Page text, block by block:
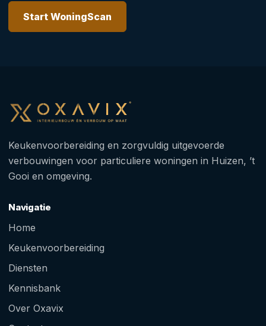
Start WoningScan
Keukenvoorbereiding en zorgvuldig uitgevoerde
verbouwingen voor particuliere woningen in Huizen, ’t
Gooi en omgeving.
Navigatie
Home
Keukenvoorbereiding
Diensten
Kennisbank
Over Oxavix